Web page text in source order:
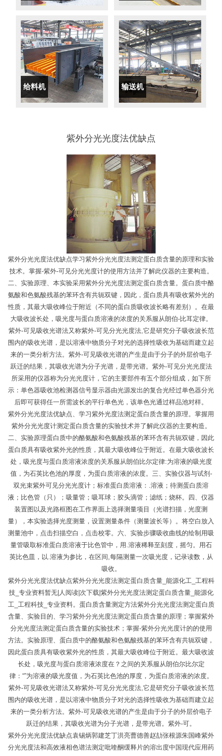
给料机 输送机
紫外分光光度法优缺点
紫外分光光度法优缺点学习紫外分光光度法测定蛋白质含量的原理和实验
技术。掌握-紫外-可见分光光度计的使用方法并了解此仪器的主要构造。
二、实验原理、本实验采用紫外分光光度法测定蛋白质含量。蛋白质中酪
氨酸和色氨酸残基的苯环含有共轭双键，因此，蛋白质具有吸收紫外光的
性质，其最大吸收峰位于附近（不同的蛋白质吸收波长略有差别）。在最
大吸收波长处，吸光度与蛋白质溶液的浓度的关系服从朗伯-比耳定律。
紫外-可见吸收光谱法又称紫外-可见分光光度法,它是研究分子吸收波长范
围内的吸收光谱，是以溶液中物质分子对光的选择性吸收为基础而建立起
来的一类分析方法。紫外-可见吸收光谱的产生是由于分子的外层价电子
跃迁的结果，其吸收光谱为分子光谱，是带光谱。紫外-可见分光光度法
所采用的仪器称为分光光度计，它的主要部件有五个部分组成，如下所
示：单色器吸收池检测器信号显示器由光源发出的复合光经过单色器分光
后即可获得任一所需波长的平行单色光，该单色光通过样品池对样。
紫外分光光度法优缺点、学习紫外光度法测定蛋白质含量的原理。掌握用
紫外分光光度计测定蛋白质含量的实验技术并了解此仪器的主要构造。
二、实验原理蛋白质中的酪氨酸和色氨酸残基的苯环含有共轭双键，因此
蛋白质具有吸收紫外光的性质，其最大吸收峰位于附近。在最大吸收波长
处，吸光度与蛋白质溶液浓度的关系服从朗伯比尔定律:为溶液的吸光度
值，为石英比色池的厚度，为蛋白质溶液的浓度。三、实验仪器与试剂-
双光束紫外可见分光光度计；标准蛋白质溶液：.溶液；待测蛋白质溶
液；比色管（只）；吸量管；吸耳球；胶头滴管；滤纸；烧杯。四、仪器
装置图以及光路框图在工作界面上选择测量项目（光谱扫描，光度测
量），本实验选择光度测量，设置测量条件（测量波长等）。将空白放入
测量池中，点击扫描空白，点击校零。六、实验步骤吸收曲线的绘制用吸
量管吸取标准蛋白质溶液于比色管中，用.溶液稀释至刻度，摇匀。用石
英比色皿，以.溶液为参比，在区间,每隔测量一次吸光度，记录读数，从
吸收。
紫外分光光度法优缺点紫外分光光度法测定蛋白质含量_能源化工_工程科
技_专业资料暂无|人阅读|次下载|紫外分光光度法测定蛋白质含量_能源化
工_工程科技_专业资料。蛋白质含量测定方法紫外分光光度法测定蛋白质
含量、实验目的、学习紫外分光光度法测定蛋白质含量的原理；掌握紫外
分光光度法测定蛋白质含量的实验技术；掌握-紫外分光光度计的的使用
方法。实验原理、蛋白质中的酪氨酸和色氨酸残基的苯环含有共轭双键，
因此蛋白质具有吸收紫外光的性质，其最大吸收峰位于附近。最大吸收波
长处，吸光度与蛋白质溶液浓度在？之间的关系服从朗伯尔比尔定
律：“”为溶液的吸光度值，为石英比色池的厚度，为蛋白质溶液的浓度。
紫外-可见吸收光谱法又称紫外-可见分光光度法,它是研究分子吸收波长范
围内的吸收光谱，是以溶液中物质分子对光的选择性吸收为基础而建立起
来的一类分析方法。紫外-可见吸收光谱的产生是由于分子的外层价电子
跃迁的结果，其吸收光谱为分子光谱，是带光谱。紫外-可。
紫外分光光度法优缺点袁锡炳郭建芝丁洪亮曹德善赵劼张根源朱国峰紫外
分光光度法和高效液相色谱法测定吡喹酮缓释片的溶出度中国现代应用药